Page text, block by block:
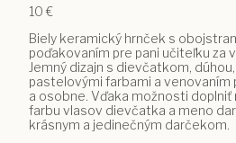
10 €
Biely keramický hrnček s
poďakovaním pre pani učiteľku za
Jemný dizajn s dievčatkom,
pastelovými farbami a venovaním
a osobne. Vďaka možnosti doplniť
farbu vlasov dievčatka a meno
krásnym a jedinečným darčekom.